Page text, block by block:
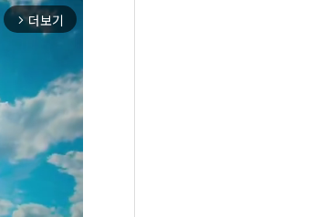
arrow_forward_ios 더보기